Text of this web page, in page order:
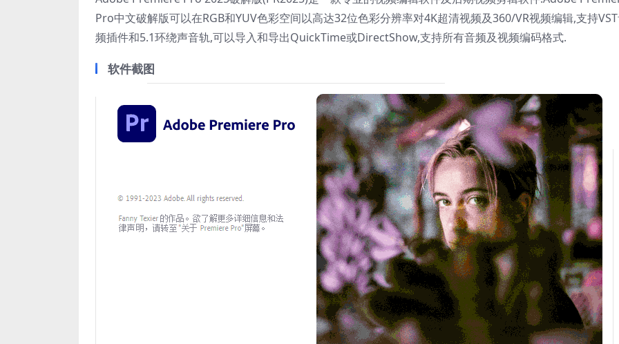
Pro中文破解版可以在RGB和YUV色彩空间以高达32位色彩分辨率对4K超清视频及360/VR视频编辑,支持
频插件和5.1环绕声音轨,可以导入和导出QuickTime或DirectShow,支持所有音频及视频编码格式.
软件截图